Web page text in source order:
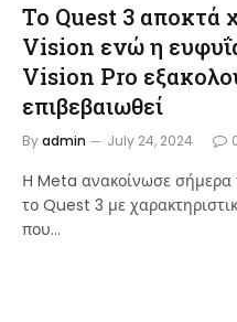
Το Quest 3 αποκτά
Vision ενώ η
Vision Pro
επιβεβαιωθεί
Byadmin July 24, 2024
Η Meta ανακοίνωσε σήμερα
το Quest 3 με
που…